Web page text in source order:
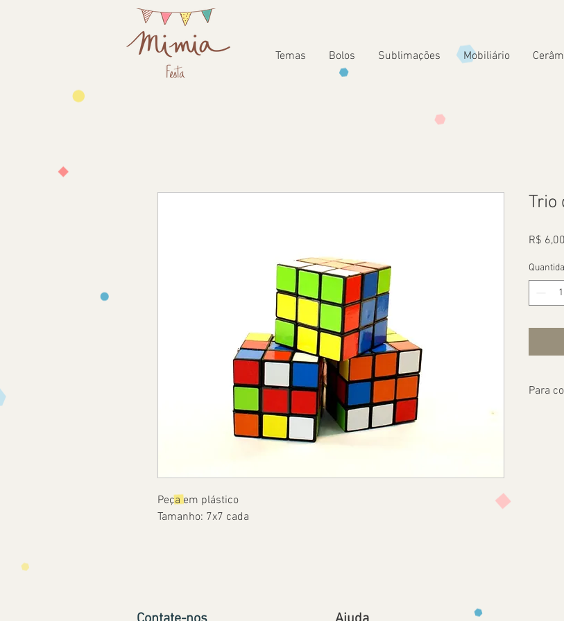
Temas Bolos Sublimações Mobiliário
Peça em plástico
Tamanho: 7x7 cada
Trio
R$ 6,00
Para